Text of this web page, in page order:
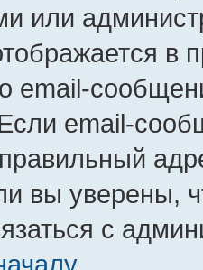
или
в
email-
email-
вы уверены,
с